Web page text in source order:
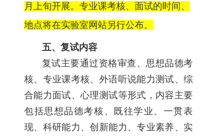
月上旬开展。专业课考核、面试的时间、
地点将在实验室网站另行公布。
五、复试内容
复试主要通过资格审查、思想品德考
核、专业课考核、外语听说能力测试、综
合能力面试、心理测试等形式，内容主要
包括思想品德考核、既往学业、一贯表
现、科研能力、创新能力、专业素养、实